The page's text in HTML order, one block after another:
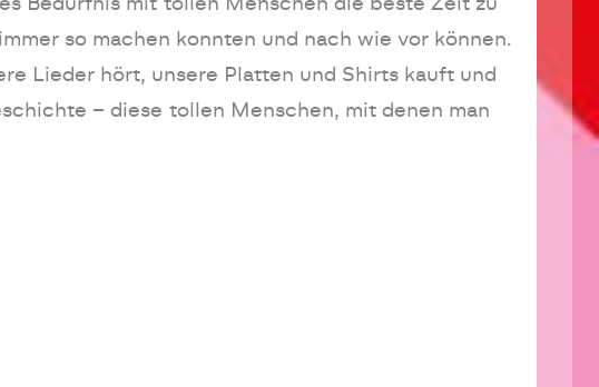
Bedürfnis mit tollen Menschen die beste Zeit zu
so machen konnten und nach wie vor können.
Lieder hört, unsere Platten und Shirts kauft und
– diese tollen Menschen, mit denen man